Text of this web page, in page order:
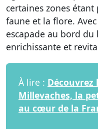
certaines zones
faune et la flore.
escapade au bord
enrichissante et
À lire : Découvrez
Millevaches, la
au cœur de la